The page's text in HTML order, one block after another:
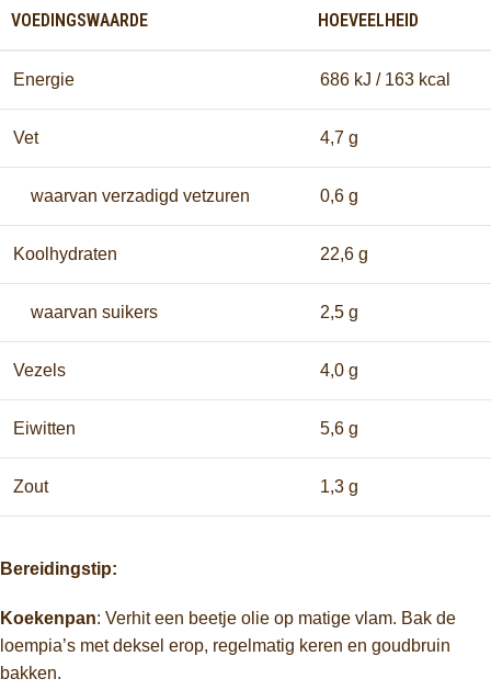
VOEDINGSWAARDE HOEVEELHEID
Energie 686 kJ / 163 kcal
Vet 4,7 g
waarvan verzadigd vetzuren 0,6 g
Koolhydraten 22,6 g
waarvan suikers 2,5 g
Vezels 4,0 g
Eiwitten 5,6 g
Zout 1,3 g
Bereidingstip:
Koekenpan: Verhit een beetje olie op matige vlam. Bak de
loempia’s met deksel erop, regelmatig keren en goudbruin
bakken.